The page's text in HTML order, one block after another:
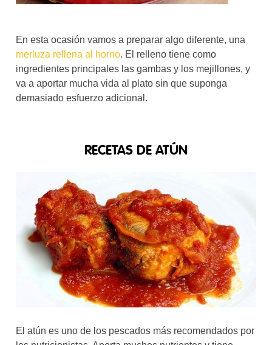
En esta ocasión vamos a preparar algo diferente, una
merluza rellena al horno. El relleno tiene como
ingredientes principales las gambas y los mejillones, y
va a aportar mucha vida al plato sin que suponga
demasiado esfuerzo adicional.
RECETAS DE ATÚN
El atún es uno de los pescados más recomendados por